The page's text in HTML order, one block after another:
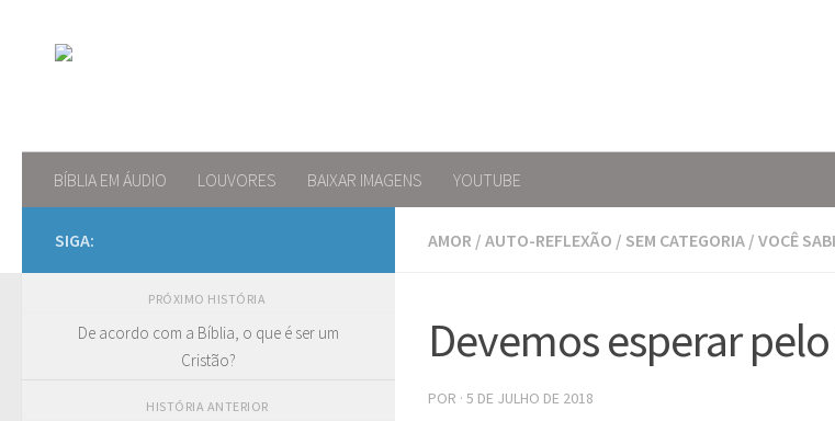
BÍBLIA EM ÁUDIO LOUVORES BAIXAR IMAGENS YOUTUBE
AMOR / AUTO-REFLEXÃO / SEM CATEGORIA / VOCÊ
Devemos esperar
POR · 5 DE JULHO DE 2018
SIGA:
PRÓXIMO HISTÓRIA
De acordo com a Bíblia, o que é ser um
Cristão?
HISTÓRIA ANTERIOR